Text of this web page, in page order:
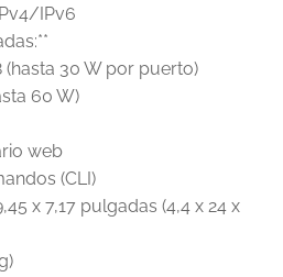
IPv6
(hasta 30 W por puerto)
60 W)
web
(CLI)
x 7,17 pulgadas (4,4 x 24 x